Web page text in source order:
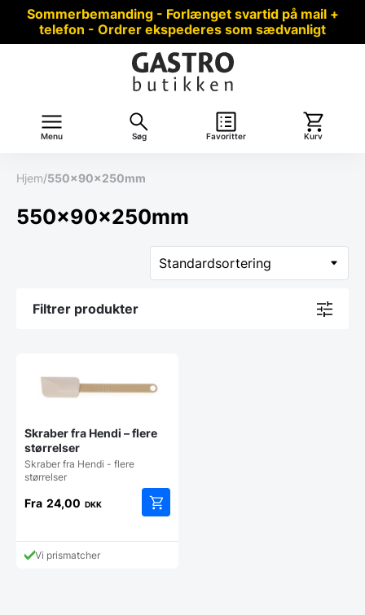
Sommerbemanding - Forlænget svartid på mail +
telefon - Ordrer ekspederes som sædvanligt
Menu Søg Favoritter Kurv
Hjem/550x90x250mm
550x90x250mm
Filtrer produkter
Skraber fra Hendi – flere
størrelser
Skraber fra Hendi - flere
størrelser
Fra 24,00 DKK
vare
Vi prismatcher